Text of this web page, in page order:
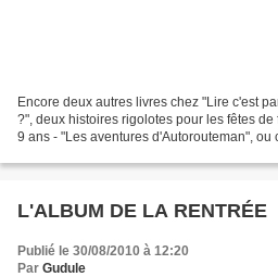
Encore deux autres livres chez "Lire c'est
?", deux histoires rigolotes pour les fêtes
9 ans - "Les aventures d'Autorouteman", ou
L'ALBUM DE LA RENTRÉE
Publié le 30/08/2010 à 12:20
Par Gudule